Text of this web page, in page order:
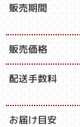
販売期間
販売価格
配送手数料
お届け目安